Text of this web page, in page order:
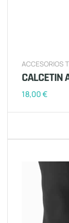
ACCESORIOS
CALCETIN
18,00€